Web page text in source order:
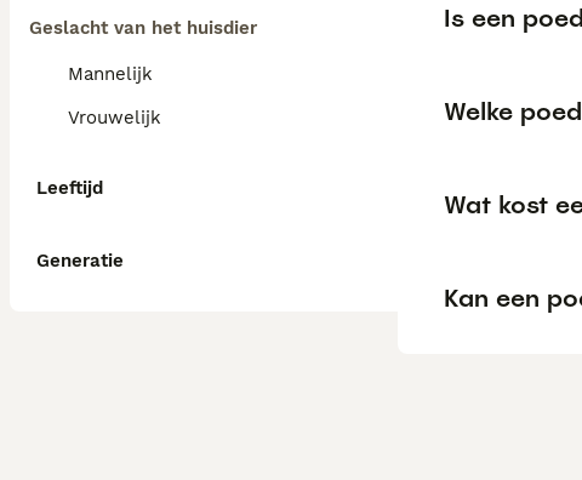
Geslacht van het huisdier
Mannelijk
Vrouwelijk
Leeftijd
Generatie
Is een
Welke
Wat kost
Kan een